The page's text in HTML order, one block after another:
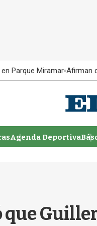
Parque Miramar Afirman
Agenda Deportiva